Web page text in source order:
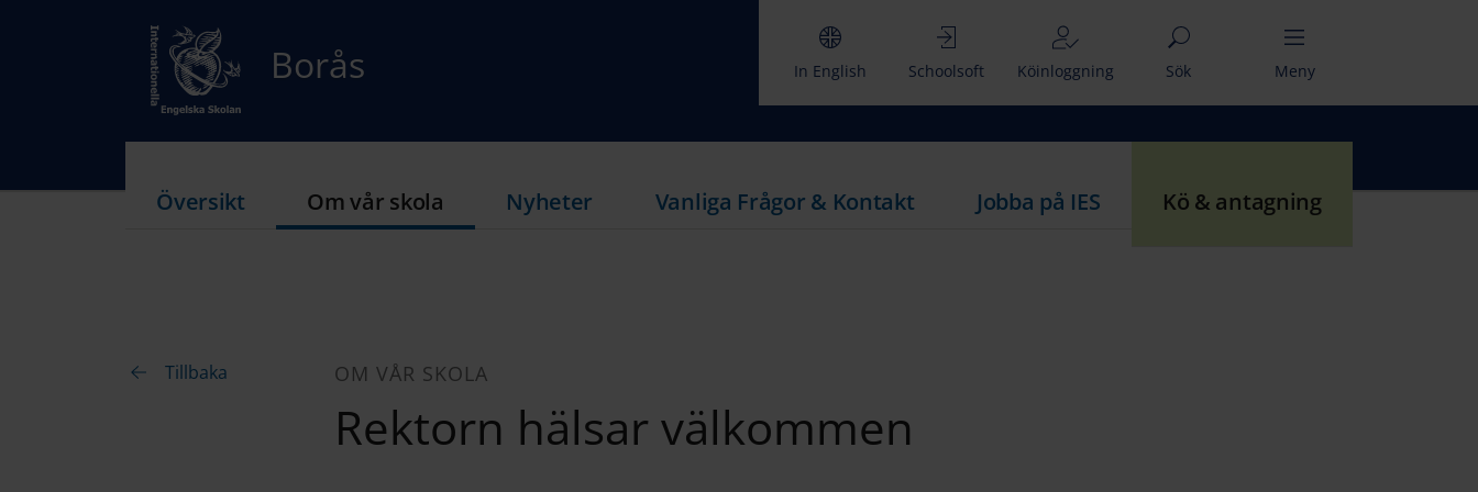
Borås In English Schoolsoft Köinloggning Sök Meny
Översikt Om vår skola Nyheter Vanliga Frågor & Kontakt Jobba på IES Kö & antagning
Tillbaka OM VÅR SKOLA
Rektorn hälsar välkommen